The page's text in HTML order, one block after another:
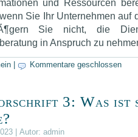
und Ressourcen
Sie Ihr Unternehmen auf
Sie nicht, die
in Anspruch zu
Kommentare geschlossen
3: Was ist
| Autor: admin